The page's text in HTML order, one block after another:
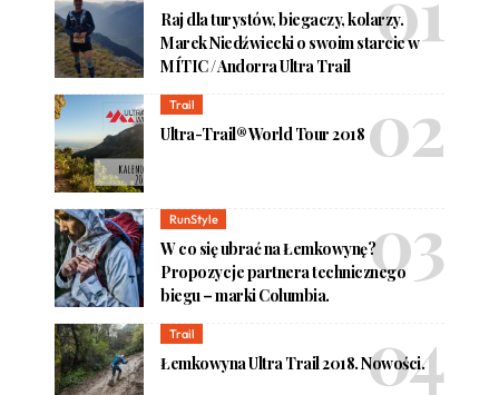
Raj dla turystów, biegaczy, kolarzy.
Marek Niedźwiecki o swoim starcie w
MÍTIC / Andorra Ultra Trail
Trail
Ultra-Trail® World Tour 2018
RunStyle
W co się ubrać na Łemkowynę?
Propozycje partnera technicznego
biegu – marki Columbia.
Trail
Łemkowyna Ultra Trail 2018. Nowości.